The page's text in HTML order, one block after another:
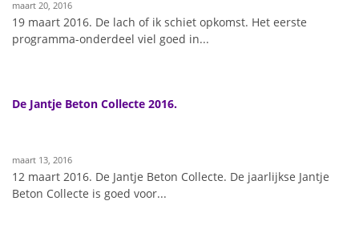
maart 20, 2016
19 maart 2016. De lach of ik schiet opkomst. Het eerste
programma-onderdeel viel goed in...
De Jantje Beton Collecte 2016.
maart 13, 2016
12 maart 2016. De Jantje Beton Collecte. De jaarlijkse Jantje
Beton Collecte is goed voor...